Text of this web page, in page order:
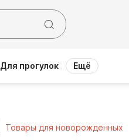
Для прогулок Ещё
Товары для новорожденных